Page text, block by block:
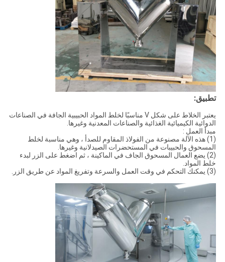
تطبيق:
يعتبر الخلاط على شكل V مناسبًا لخلط المواد الحبيبية الجافة في الصناعات
الدوائية الكيميائية الغذائية والصناعات المعدنية وغيرها.
مبدأ العمل :
(1) هذه الآلة مصنوعة من الفولاذ المقاوم للصدأ ، وهي مناسبة لخلط
المسحوق والحبيبات في المستحضرات الصيدلانية وغيرها.
(2) يضع العمال المسحوق الجاف في الماكينة ، ثم اضغط على الزر لبدء
خلط المواد.
(3) يمكنك التحكم في وقت العمل والسرعة وتفريغ المواد عن طريق الزر.